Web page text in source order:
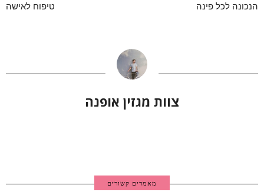
הנכונה לכל פינה
טיפוח לאישה
צוות מגזין אופנה
מאמרים קשורים